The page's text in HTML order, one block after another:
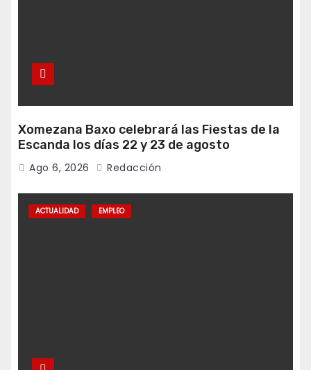
Xomezana Baxo celebrará las Fiestas de la
Escanda los días 22 y 23 de agosto
Ago 6, 2026 Redacción
ACTUALIDAD EMPLEO